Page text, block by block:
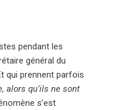
pendant les
général du
qui prennent parfois
alors qu’ils ne sont
s’est